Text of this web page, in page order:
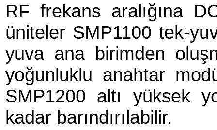
RF frekans aralığına
üniteler SMP1100 tek-
yuva ana birimden
yoğunluklu anahtar
SMP1200 altı yüksek
kadar barındırılabilir.